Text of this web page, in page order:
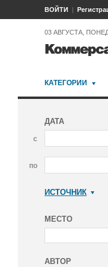
ВОЙТИ
03 АВГУСТА,
КАТЕГОРИИ
ДАТА
с
по
ИСТОЧНИК
МЕСТО
АВТОР